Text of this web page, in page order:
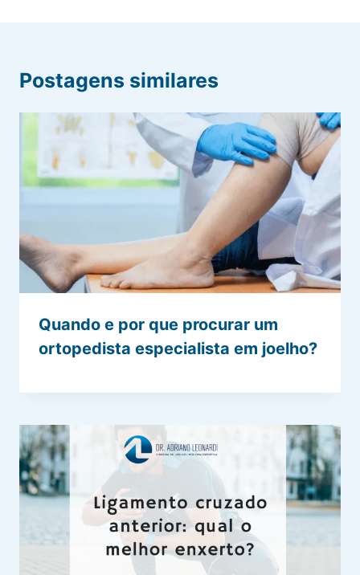
Postagens similares
Quando e por que procurar um
ortopedista especialista em joelho?